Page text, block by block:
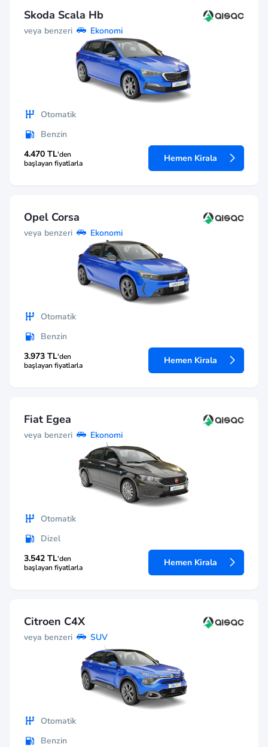
Skoda Scala Hb
veya benzeri Ekonomi
Otomatik
Benzin
4.470 TL'den
başlayan fiyatlarla
Hemen Kirala
Opel Corsa
veya benzeri Ekonomi
Otomatik
Benzin
3.973 TL'den
başlayan fiyatlarla
Hemen Kirala
Fiat Egea
veya benzeri Ekonomi
Otomatik
Dizel
3.542 TL'den
başlayan fiyatlarla
Hemen Kirala
Citroen C4X
veya benzeri SUV
Otomatik
Benzin